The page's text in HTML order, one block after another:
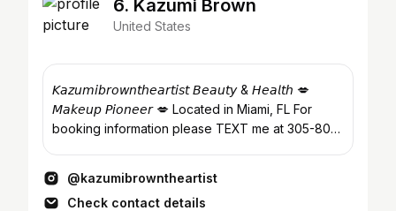
6. Kazumi Brown
United States
𝘒𝘢𝘻𝘶𝘮𝘪𝘣𝘳𝘰𝘸𝘯𝘵𝘩𝘦𝘢𝘳𝘵𝘪𝘴𝘵 𝘉𝘦𝘢𝘶𝘵𝘺 & 𝘏𝘦𝘢𝘭𝘵𝘩 💋
𝘔𝘢𝘬𝘦𝘶𝘱 𝘗𝘪𝘰𝘯𝘦𝘦𝘳 💋 Located in Miami, FL For
booking information please TEXT me at 305-807-
@kazumibrowntheartist
Check contact details